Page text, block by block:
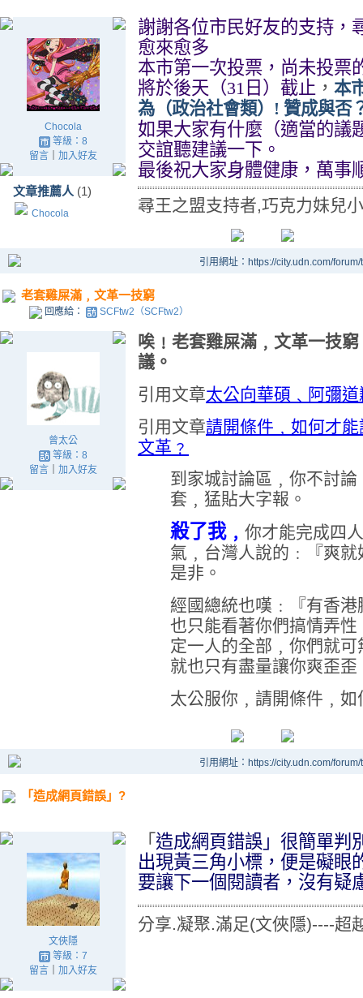
Chocola
等級：8
留言｜ 加入好友
文章推薦人 (1)
Chocola
謝謝各位市民好友的支持，
愈來愈多
本市第一次投票，尚未投票
將於後天（31 日）截止 ， 本
為（政治社會類） ! 贊成與否
如果大家有什麼（適當的議
交誼聽建議一下。
最後祝大家身體健康，萬事
尋王之盟支持者,巧克力妹兒
引用網址：https://city.udn.com/
老套雞屎滿﹐文革一技窮
回應給： SCFtw2（SCFtw2）
曾太公
等級：8
留言｜ 加入好友
唉﹗老套雞屎滿﹐文革一技
議。
引用文章太公向華碩﹑阿彌
引用文章請開條件﹐如何才
文革﹖
到家城討論區﹐你不討
套﹐猛貼大字報。
殺了我﹐ 你才能完成四
氣﹐台灣人說的﹕『爽
是非。
經國總統也嘆﹕『有香
也只能看著你們搞情弄
定一人的全部﹐你們就
就也只有盡量讓你爽歪
太公服你﹐請開條件﹐
引用網址：https://city.udn.com/
「造成網頁錯誤」?
文俠隱
等級：7
留言｜ 加入好友
「 造成網頁錯誤」很簡單判
出現黃三角小標，便是礙眼
要讓下一個閱讀者，沒有疑
分享.凝聚.滿足(文俠隱)----超